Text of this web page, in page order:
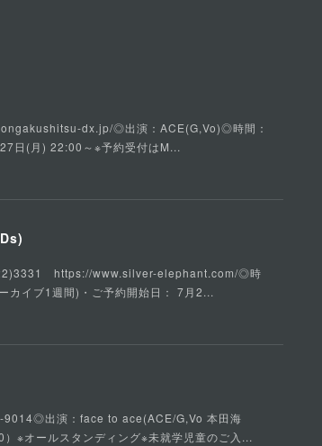
dx.jp/◎出演：ACE(G,Vo)◎時間：
日(月) 22:00～※予約受付はM...
https://www.silver-elephant.com/◎時
イブ1週間)・ご予約開始日： 7月2...
出演：face to ace(ACE/G,Vo 本田海
※オールスタンディング※未就学児童のご入...